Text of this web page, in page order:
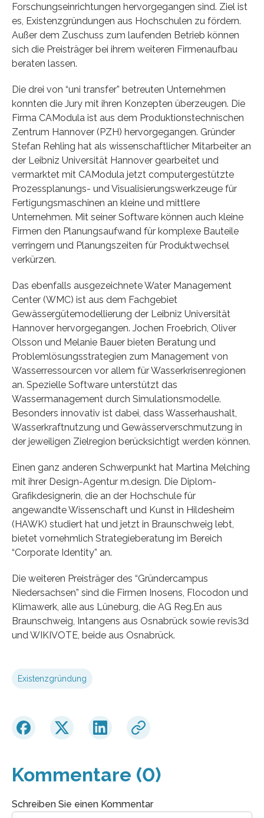
Forschungseinrichtungen hervorgegangen sind. Ziel ist
es, Existenzgründungen aus Hochschulen zu fördern.
Außer dem Zuschuss zum laufenden Betrieb können
sich die Preisträger bei ihrem weiteren Firmenaufbau
beraten lassen.
Die drei von “uni transfer” betreuten Unternehmen
konnten die Jury mit ihren Konzepten überzeugen. Die
Firma CAModula ist aus dem Produktionstechnischen
Zentrum Hannover (PZH) hervorgegangen. Gründer
Stefan Rehling hat als wissenschaftlicher Mitarbeiter an
der Leibniz Universität Hannover gearbeitet und
vermarktet mit CAModula jetzt computergestützte
Prozessplanungs- und Visualisierungswerkzeuge für
Fertigungsmaschinen an kleine und mittlere
Unternehmen. Mit seiner Software können auch kleine
Firmen den Planungsaufwand für komplexe Bauteile
verringern und Planungszeiten für Produktwechsel
verkürzen.
Das ebenfalls ausgezeichnete Water Management
Center (WMC) ist aus dem Fachgebiet
Gewässergütemodellierung der Leibniz Universität
Hannover hervorgegangen. Jochen Froebrich, Oliver
Olsson und Melanie Bauer bieten Beratung und
Problemlösungsstrategien zum Management von
Wasserressourcen vor allem für Wasserkrisenregionen
an. Spezielle Software unterstützt das
Wassermanagement durch Simulationsmodelle.
Besonders innovativ ist dabei, dass Wasserhaushalt,
Wasserkraftnutzung und Gewässerverschmutzung in
der jeweiligen Zielregion berücksichtigt werden können.
Einen ganz anderen Schwerpunkt hat Martina Melching
mit ihrer Design-Agentur m.design. Die Diplom-
Grafikdesignerin, die an der Hochschule für
angewandte Wissenschaft und Kunst in Hildesheim
(HAWK) studiert hat und jetzt in Braunschweig lebt,
bietet vornehmlich Strategieberatung im Bereich
“Corporate Identity” an.
Die weiteren Preisträger des “Gründercampus
Niedersachsen” sind die Firmen Inosens, Flocodon und
Klimawerk, alle aus Lüneburg, die AG Reg.En aus
Braunschweig, Intangens aus Osnabrück sowie revis3d
und WIKIVOTE, beide aus Osnabrück.
Existenzgründung
Kommentare (0)
Schreiben Sie einen Kommentar